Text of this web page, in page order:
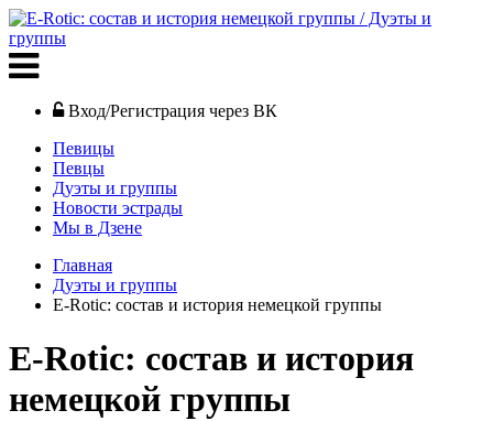
Вход/Регистрация через ВК
Певицы
Певцы
Дуэты и группы
Новости эстрады
Мы в Дзене
Главная
Дуэты и группы
E-Rotic: состав и история немецкой группы
E-Rotic: состав и история
немецкой группы